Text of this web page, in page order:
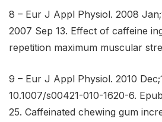
8 – Eur J Appl Physiol. 2008
2007 Sep 13. Effect of caffeine
repetition maximum muscular
9 – Eur J Appl Physiol. 2010
10.1007/s00421-010-1620-6.
25. Caffeinated chewing gum